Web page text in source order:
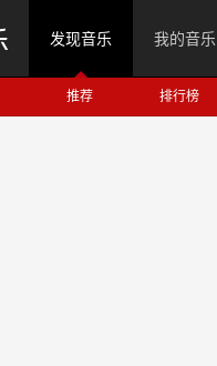
发现音乐 我的音乐
推荐 排行榜